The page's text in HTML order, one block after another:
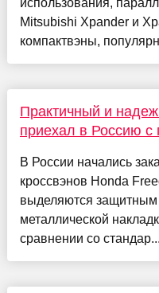
использования,
Mitsubishi Xpander и
компактвэны,
Практичный и
приехал в Россию с
В России начались
кроссвэнов Honda
выделяются
металлической
сравнении со стандар...